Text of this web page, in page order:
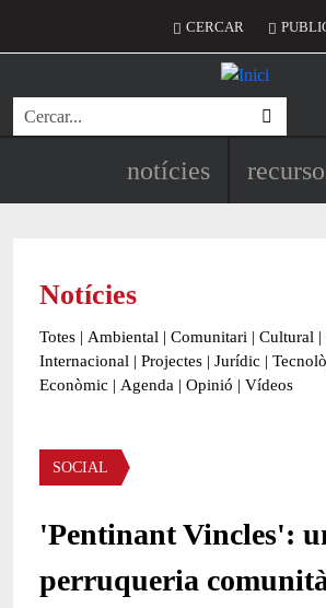
Menú del
CERCAR
Cerca
Navegació
notícies
Notícies
Totes | Ambiental | Comunitari | Cultural |
Internacional | Projectes | Jurídic |
Econòmic | Agenda | Opinió | Vídeos
Àmbit de la notícia
SOCIAL
'Pentinant Vincles':
perruqueria